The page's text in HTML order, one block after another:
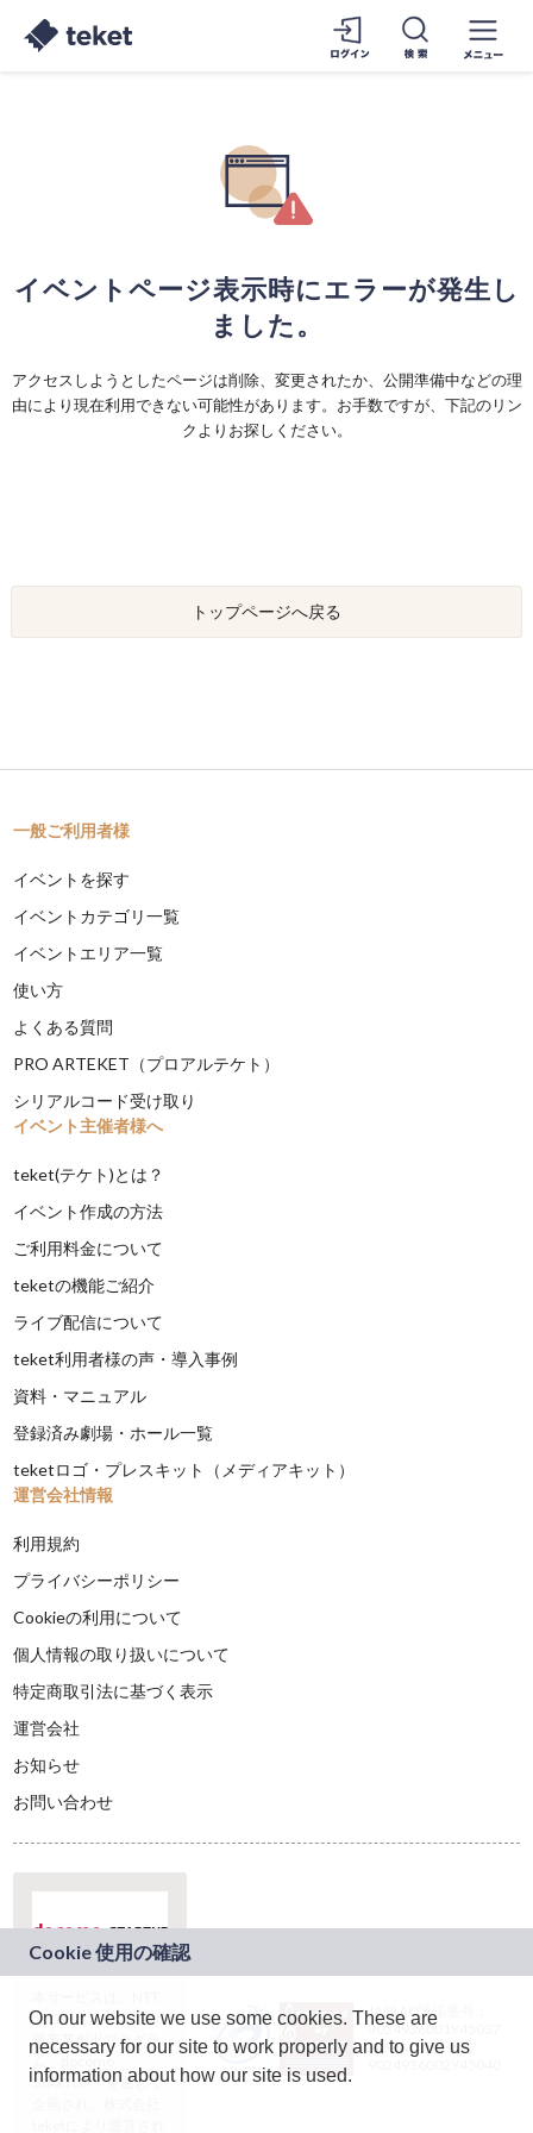
イベントページ表示時にエラーが発生し
ました。
アクセスしようとしたページは削除、変更されたか、公開準備中などの理
由により現在利用できない可能性があります。お手数ですが、下記のリン
クよりお探しください。
トップページへ戻る
一般ご利用者様
イベントを探す
イベントカテゴリ一覧
イベントエリア一覧
使い方
よくある質問
PRO ARTEKET（プロアルテケト）
シリアルコード受け取り
イベント主催者様へ
teket(テケト)とは？
イベント作成の方法
ご利用料金について
teketの機能ご紹介
ライブ配信について
teket利用者様の声・導入事例
資料・マニュアル
登録済み劇場・ホール一覧
teketロゴ・プレスキット（メディアキット）
運営会社情報
利用規約
プライバシーポリシー
Cookieの利用について
個人情報の取り扱いについて
特定商取引法に基づく表示
運営会社
お知らせ
お問い合わせ
ドコモグループの新
規事業創出プログラ
ム「docomo
STARTUP」を通じて
JASRAC許諾番号：
9024936001Y45037
JASRAC許諾番号：
On our website we use some cookies. These are
necessary for our site to work properly and to give us
information about how our site is used.